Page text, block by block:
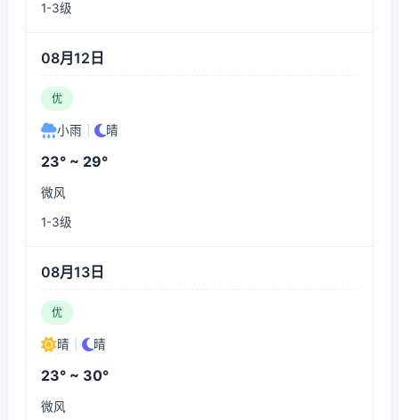
1-3级
08月12日
优
小雨 晴
23° ~ 29°
微风
1-3级
08月13日
优
晴 晴
23° ~ 30°
微风